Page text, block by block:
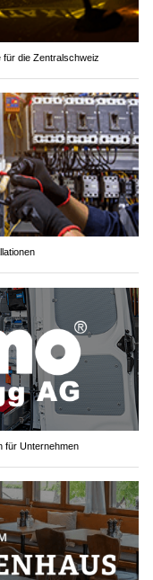
die Zentralschweiz
für Unternehmen